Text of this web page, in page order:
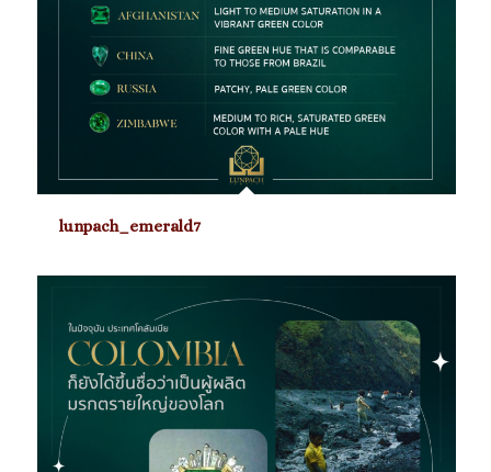
lunpach_emerald7